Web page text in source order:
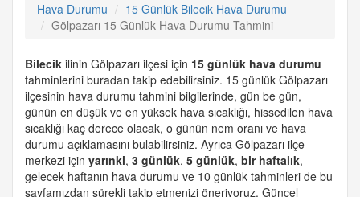
Hava Durumu
15 Günlük Bilecik Hava Durumu
Gölpazarı 15 Günlük Hava Durumu Tahmini
Bilecik ilinin Gölpazarı ilçesi için 15 günlük hava durumu
tahminlerini buradan takip edebilirsiniz. 15 günlük Gölpazarı
ilçesinin hava durumu tahmini bilgilerinde, gün be gün,
günün en düşük ve en yüksek hava sıcaklığı, hissedilen hava
sıcaklığı kaç derece olacak, o günün nem oranı ve hava
durumu açıklamasını bulabilirsiniz. Ayrıca Gölpazarı ilçe
merkezi için yarınki, 3 günlük, 5 günlük, bir haftalık,
gelecek haftanın hava durumu ve 10 günlük tahminleri de bu
sayfamızdan sürekli takip etmenizi öneriyoruz. Güncel